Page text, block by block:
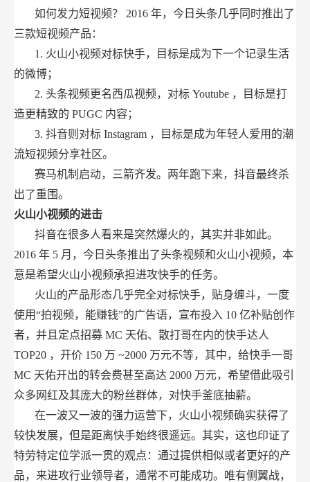
如何发力短视频？ 2016 年，今日头条几乎同时推出了
三款短视频产品：
1. 火山小视频对标快手，目标是成为下一个记录生活
的微博；
2. 头条视频更名西瓜视频，对标 Youtube ，目标是打
造更精致的 PUGC 内容；
3. 抖音则对标 Instagram ，目标是成为年轻人爱用的潮
流短视频分享社区。
赛马机制启动，三箭齐发。两年跑下来，抖音最终杀
出了重围。
火山小视频的进击
抖音在很多人看来是突然爆火的，其实并非如此。
2016 年 5 月，今日头条推出了头条视频和火山小视频，本
意是希望火山小视频承担进攻快手的任务。
火山的产品形态几乎完全对标快手，贴身缠斗，一度
使用“拍视频，能赚钱”的广告语，宣布投入 10 亿补贴创作
者，并且定点招募 MC 天佑、散打哥在内的快手达人
TOP20 ，开价 150 万 ~2000 万元不等，其中，给快手一哥
MC 天佑开出的转会费甚至高达 2000 万元，希望借此吸引
众多网红及其庞大的粉丝群体，对快手釜底抽薪。
在一波又一波的强力运营下，火山小视频确实获得了
较快发展，但是距离快手始终很遥远。其实，这也印证了
特劳特定位学派一贯的观点：通过提供相似或者更好的产
品，来进攻行业领导者，通常不可能成功。唯有侧翼战，